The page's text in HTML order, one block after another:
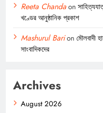
Reeta Chandaon
খণ্ডের আনুষ্ঠানিক প্রকাশ
Mashurul Barion মৌলবাদী
সাংবাদিকদের
Archives
August 2026